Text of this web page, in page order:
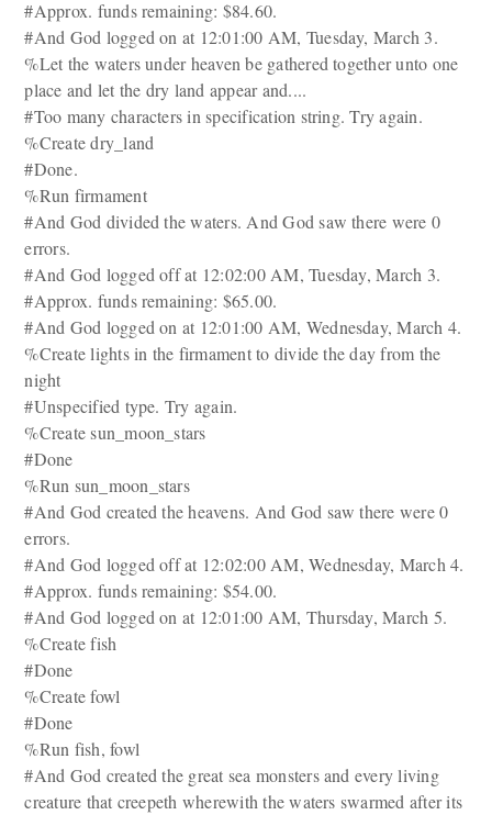
#Approx. funds remaining: $84.60.
#And God logged on at 12:01:00 AM, Tuesday, March 3.
%Let the waters under heaven be gathered together unto one
place and let the dry land appear and....
#Too many characters in specification string. Try again.
%Create dry_land
#Done.
%Run firmament
#And God divided the waters. And God saw there were 0
errors.
#And God logged off at 12:02:00 AM, Tuesday, March 3.
#Approx. funds remaining: $65.00.
#And God logged on at 12:01:00 AM, Wednesday, March 4.
%Create lights in the firmament to divide the day from the
night
#Unspecified type. Try again.
%Create sun_moon_stars
#Done
%Run sun_moon_stars
#And God created the heavens. And God saw there were 0
errors.
#And God logged off at 12:02:00 AM, Wednesday, March 4.
#Approx. funds remaining: $54.00.
#And God logged on at 12:01:00 AM, Thursday, March 5.
%Create fish
#Done
%Create fowl
#Done
%Run fish, fowl
#And God created the great sea monsters and every living
creature that creepeth wherewith the waters swarmed after its